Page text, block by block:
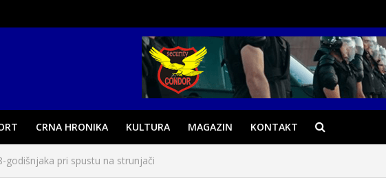
CRNA HRONIKA KULTURA MAGAZIN KONTAKT
godišnjaka pri spustu na strunjači